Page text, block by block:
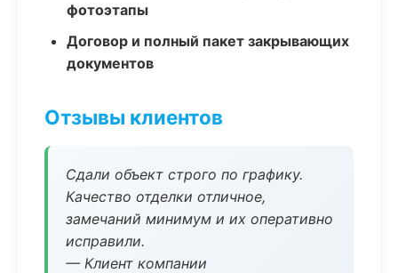
фотоэтапы
Договор и полный пакет закрывающих
документов
Отзывы клиентов
Сдали объект строго по графику.
Качество отделки отличное,
замечаний минимум и их оперативно
исправили.
— Клиент компании